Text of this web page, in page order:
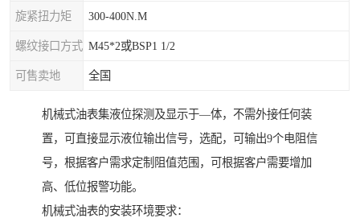
旋紧扭力矩 300-400N.M
螺纹接口方式 M45*2或BSP1 1/2
可售卖地 全国
机械式油表集液位探测及显示于—体，不需外接任何装
置，可直接显示液位输出信号，选配，可输出9个电阻信
号，根据客户需求定制阻值范围，可根据客户需要增加
高、低位报警功能。
机械式油表的安装环境要求：